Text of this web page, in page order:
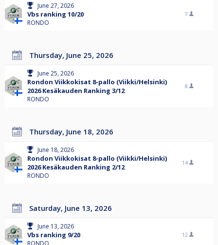
June 27, 2026
Vbs ranking 10/20
RONDO
7
Thursday, June 25, 2026
June 25, 2026
Rondon Viikkokisat 8-pallo (Viikki/Helsinki)
2026 Kesäkauden Ranking 3/12
RONDO
8
Thursday, June 18, 2026
June 18, 2026
Rondon Viikkokisat 8-pallo (Viikki/Helsinki)
2026 Kesäkauden Ranking 2/12
RONDO
14
Saturday, June 13, 2026
June 13, 2026
Vbs ranking 9/20 12